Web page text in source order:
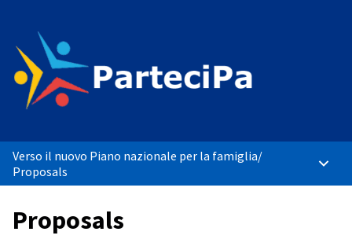
Verso il nuovo Piano nazionale per la famiglia/
Proposals
Main
Proposals